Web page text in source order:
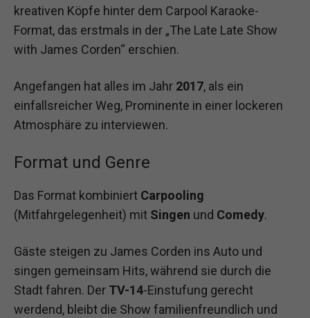
kreativen Köpfe hinter dem Carpool Karaoke-
Format, das erstmals in der „The Late Late Show
with James Corden“ erschien.
Angefangen hat alles im Jahr 2017, als ein
einfallsreicher Weg, Prominente in einer lockeren
Atmosphäre zu interviewen.
Format und Genre
Das Format kombiniert Carpooling
(Mitfahrgelegenheit) mit Singen und Comedy.
Gäste steigen zu James Corden ins Auto und
singen gemeinsam Hits, während sie durch die
Stadt fahren. Der TV-14-Einstufung gerecht
werdend, bleibt die Show familienfreundlich und